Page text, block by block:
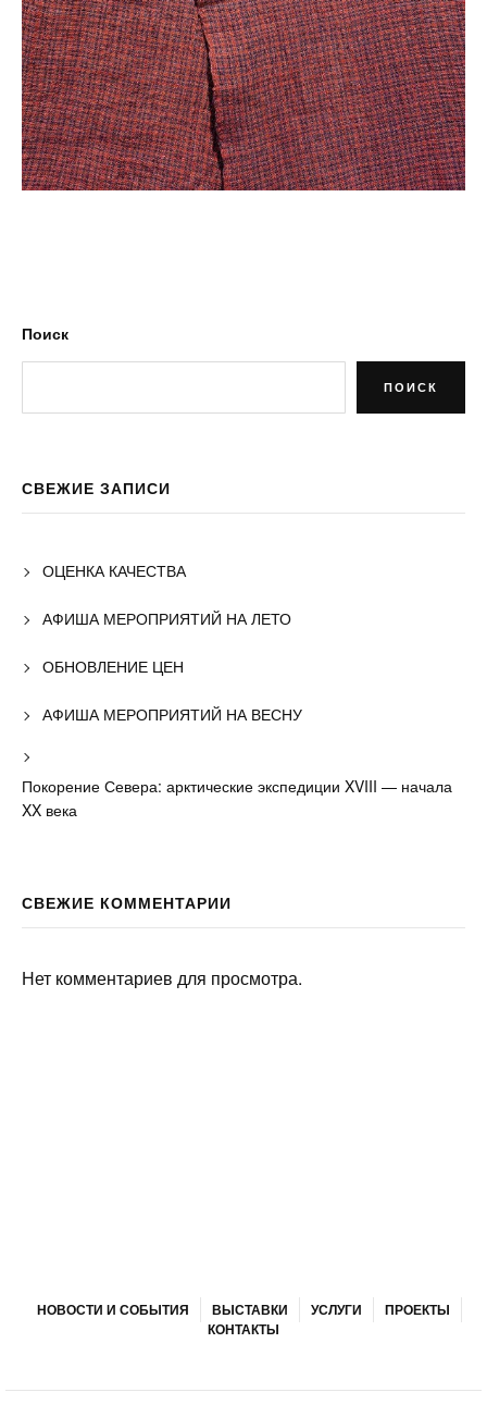
Поиск
ПОИСК
СВЕЖИЕ ЗАПИСИ
ОЦЕНКА КАЧЕСТВА
АФИША МЕРОПРИЯТИЙ НА ЛЕТО
ОБНОВЛЕНИЕ ЦЕН
АФИША МЕРОПРИЯТИЙ НА ВЕСНУ
Покорение Севера: арктические экспедиции XVIII — начала
XX века
СВЕЖИЕ КОММЕНТАРИИ
Нет комментариев для просмотра.
НОВОСТИ И СОБЫТИЯ ВЫСТАВКИ УСЛУГИ
ПРОЕКТЫ
КОНТАКТЫ